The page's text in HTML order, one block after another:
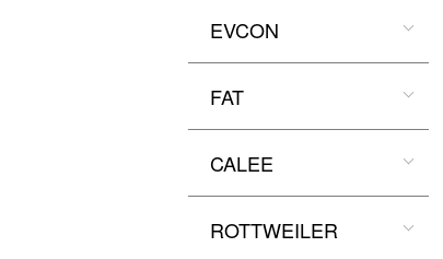
EVCON
FAT
CALEE
ROTTWEILER